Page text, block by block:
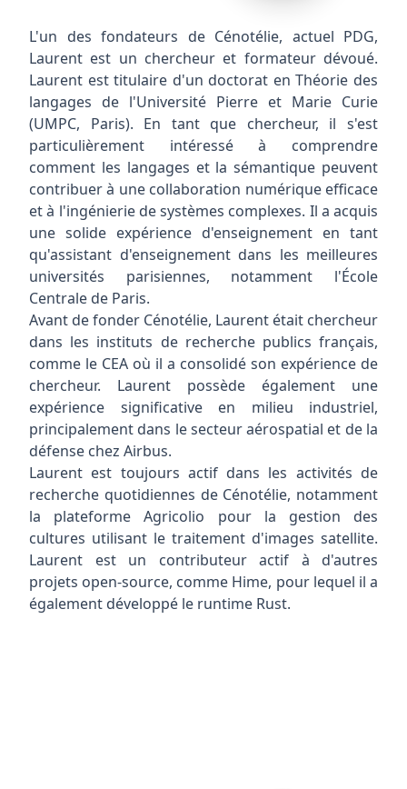
L'un des fondateurs de Cénotélie, actuel PDG,
Laurent est un chercheur et formateur dévoué.
Laurent est titulaire d'un doctorat en Théorie des
langages de l'Université Pierre et Marie Curie
(UMPC, Paris). En tant que chercheur, il s'est
particulièrement intéressé à comprendre
comment les langages et la sémantique peuvent
contribuer à une collaboration numérique efficace
et à l'ingénierie de systèmes complexes. Il a acquis
une solide expérience d'enseignement en tant
qu'assistant d'enseignement dans les meilleures
universités parisiennes, notamment l'École
Centrale de Paris.
Avant de fonder Cénotélie, Laurent était chercheur
dans les instituts de recherche publics français,
comme le CEA où il a consolidé son expérience de
chercheur. Laurent possède également une
expérience significative en milieu industriel,
principalement dans le secteur aérospatial et de la
défense chez Airbus.
Laurent est toujours actif dans les activités de
recherche quotidiennes de Cénotélie, notamment
la plateformeAgricolio pour la gestion des
cultures utilisant le traitement d'images satellite.
Laurent est un contributeur actif à d'autres
projets open-source, comme Hime, pour lequel il a
également développé le runtime Rust.